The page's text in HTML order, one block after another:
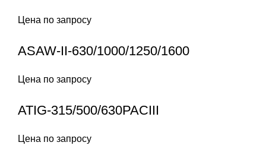
Цена по запросу
ASAW-II-630/1000/1250/1600
Цена по запросу
ATIG-315/500/630PACIII
Цена по запросу